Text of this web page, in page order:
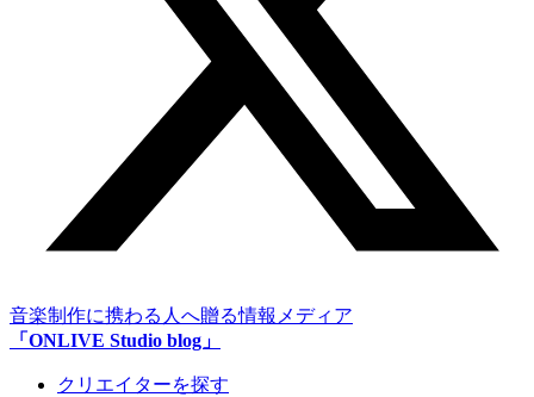
音楽制作に携わる人へ贈る情報メディア
「ONLIVE Studio blog」
クリエイターを探す